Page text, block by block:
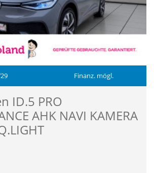
Finanz. mögl.
ID.5 PRO
AHK NAVI KAMERA